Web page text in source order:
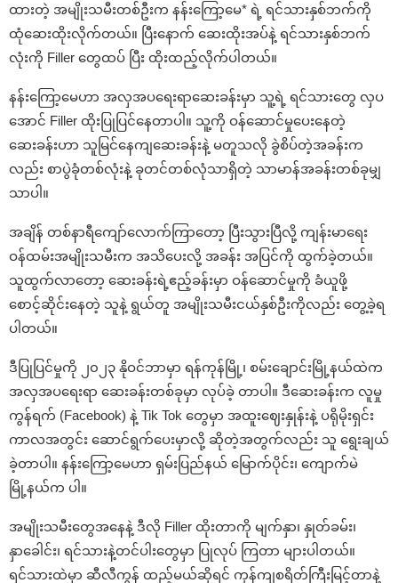
ထားတဲ့ အမျိုးသမီးတစ်ဦးက နန်းကြော့မေ* ရဲ့ ရင်သားနှစ်ဘက်ကို
ထုံဆေးထိုးလိုက်တယ်။ ပြီးနောက် ဆေးထိုးအပ်နဲ့ ရင်သားနှစ်ဘက်
လုံးကို Filler တွေထပ် ပြီး ထိုးထည့်လိုက်ပါတယ်။
နန်းကြော့မေဟာ အလှအပရေးရာဆေးခန်းမှာ သူ့ရဲ့ ရင်သားတွေ လှပ
အောင် Filler ထိုးပြုပြင်နေတာပါ။ သူ့ကို ဝန်ဆောင်မှုပေးနေတဲ့
ဆေးခန်းဟာ သူမြင်နေကျဆေးခန်းနဲ့ မတူသလို ခွဲစိပ်တဲ့အခန်းက
လည်း စာပွဲခုံတစ်လုံးနဲ့ ခုတင်တစ်လုံသာရှိတဲ့ သာမာန်အခန်းတစ်ခုမျှ
သာပါ။
အချိန် တစ်နာရီကျော်လောက်ကြာတော့ ပြီးသွားပြီလို့ ကျန်းမာရေး
ဝန်ထမ်းအမျိုးသမီးက အသိပေးလို့ အခန်း အပြင်ကို ထွက်ခဲ့တယ်။
သူထွက်လာတော့ ဆေးခန်းရဲ့ဧည့်ခန်းမှာ ဝန်ဆောင်မှုကို ခံယူဖို့
စောင့်ဆိုင်းနေတဲ့ သူနဲ့ ရွယ်တူ အမျိုးသမီးငယ်နှစ်ဦးကိုလည်း တွေ့ခဲ့ရ
ပါတယ်။
ဒီပြုပြင်မှုကို ၂၀၂၃ နိုဝင်ဘာမှာ ရန်ကုန်မြို့၊ စမ်းချောင်းမြို့နယ်ထဲက
အလှအပရေးရာ ဆေးခန်းတစ်ခုမှာ လုပ်ခဲ့ တာပါ။ ဒီဆေးခန်းက လူမှု
ကွန်ရက် (Facebook) နဲ့ Tik Tok တွေမှာ အထူးဈေးနှုန်းနဲ့ ပရိုမိုးရှင်း
ကာလအတွင်း ဆောင်ရွက်ပေးမှာလို့ ဆိုတဲ့အတွက်လည်း သူ ရွေးချယ်
ခဲ့တာပါ။ နန်းကြော့မေဟာ ရှမ်းပြည်နယ် မြောက်ပိုင်း၊ ကျောက်မဲ
မြို့နယ်က ပါ။
အမျိုးသမီးတွေအနေနဲ့ ဒီလို Filler ထိုးတာကို မျက်နှာ၊ နှုတ်ခမ်း၊
နှာခေါင်း၊ ရင်သားနဲ့တင်ပါးတွေမှာ ပြုလုပ် ကြတာ များပါတယ်။
ရင်သားထဲမှာ ဆီလီကွန် ထည့်မယ်ဆိုရင် ကုန်ကျစရိတ်ကြီးမြင့်တာနဲ့